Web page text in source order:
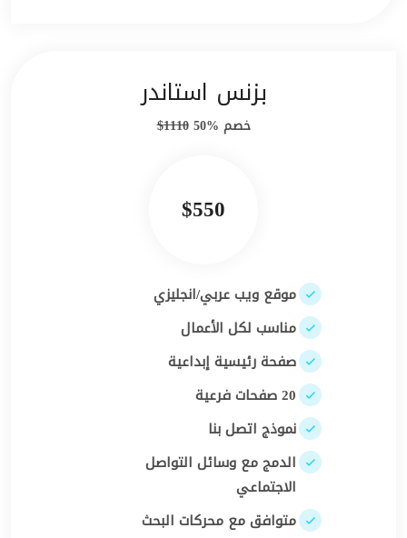
بزنس استاندر
خصم %50 1110$
$550
موقع ويب عربي/انجليزي
مناسب لكل الأعمال
صفحة رئيسية إبداعية
20 صفحات فرعية
نموذج اتصل بنا
الدمج مع وسائل التواصل
الاجتماعي
متوافق مع محركات البحث